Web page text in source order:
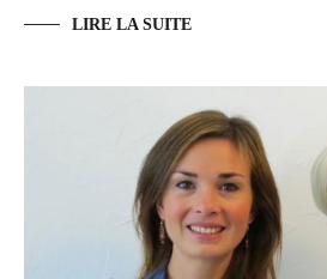
LIRE LA SUITE